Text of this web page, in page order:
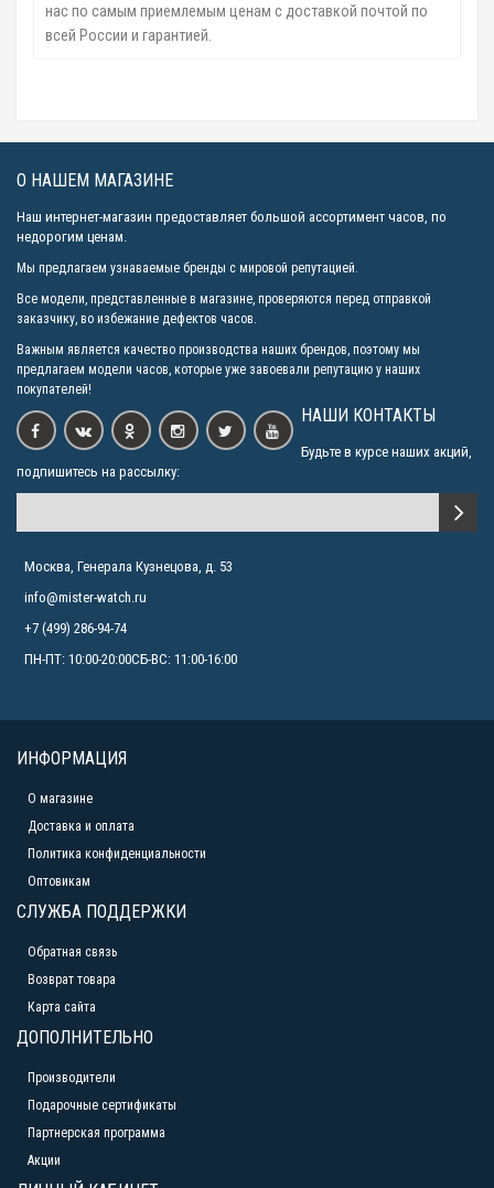
нас по самым приемлемым ценам с доставкой почтой по
всей России и гарантией.
О НАШЕМ МАГАЗИНЕ
Наш интернет-магазин предоставляет большой ассортимент часов, по
недорогим ценам.
Мы предлагаем узнаваемые бренды с мировой репутацией.
Все модели, представленные в магазине, проверяются перед отправкой
заказчику, во избежание дефектов часов.
Важным является качество производства наших брендов, поэтому мы
предлагаем модели часов, которые уже завоевали репутацию у наших
покупателей!
НАШИ КОНТАКТЫ
Будьте в курсе наших акций,
подпишитесь на рассылку:
Москва, Генерала Кузнецова, д. 53
info@mister-watch.ru
+7 (499) 286-94-74
ПН-ПТ: 10:00-20:00СБ-ВС: 11:00-16:00
ИНФОРМАЦИЯ
О магазине
Доставка и оплата
Политика конфиденциальности
Оптовикам
СЛУЖБА ПОДДЕРЖКИ
Обратная связь
Возврат товара
Карта сайта
ДОПОЛНИТЕЛЬНО
Производители
Подарочные сертификаты
Партнерская программа
Акции